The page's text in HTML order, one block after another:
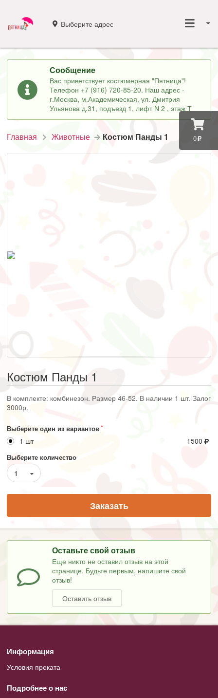
0
Выберите адрес
Сообщение
Вас приветствует костюмерная "Пятница"!
Телефон +7 (916) 720-85-20. Наш адрес -
г.Москва, м.Академическая, ул. Дмитрия
Ульянова д.31, подъезд 1, лифт N 2 , этаж Т
Главная Животные Костюм Панды 1
Костюм Панды 1
В комплекте: комбинезон. Размер 46-52. В наличии 1 шт. Залог
3000р.
Выберите один из вариантов
1 шт 1500
Выберите количество
1
Заказать
Оставьте свой отзыв
Еще никто не оставил отзыв на этой
странице. Будьте первым, напишите свой
отзыв!
Оставить отзыв
Информация
Условия проката
Подробнее о нас